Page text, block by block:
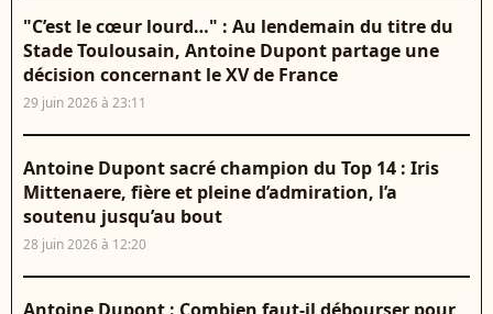
"C’est le cœur lourd…" : Au lendemain du titre du
Stade Toulousain, Antoine Dupont partage une
décision concernant le XV de France
29 juin 2026 à 23:11
Antoine Dupont sacré champion du Top 14 : Iris
Mittenaere, fière et pleine d’admiration, l’a
soutenu jusqu’au bout
28 juin 2026 à 12:20